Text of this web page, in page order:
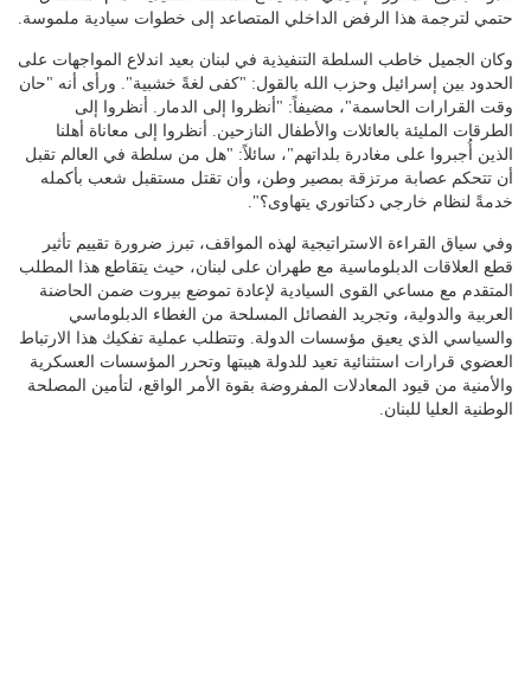
حتمي لترجمة هذا الرفض الداخلي المتصاعد إلى خطوات سيادية ملموسة.
وكان الجميل خاطب السلطة التنفيذية في لبنان بعيد اندلاع المواجهات على
الحدود بين إسرائيل وحزب الله بالقول: "كفى لغةً خشبية". ورأى أنه "حان
وقت القرارات الحاسمة"، مضيفاً: "أنظروا إلى الدمار. أنظروا إلى
الطرقات المليئة بالعائلات والأطفال النازحين. أنظروا إلى معاناة أهلنا
الذين أُجبروا على مغادرة بلداتهم"، سائلاً: "هل من سلطة في العالم تقبل
أن تتحكم عصابة مرتزقة بمصير وطن، وأن تقتل مستقبل شعب بأكمله
خدمةً لنظام خارجي دكتاتوري يتهاوى؟".
وفي سياق القراءة الاستراتيجية لهذه المواقف، تبرز ضرورة تقييم تأثير
قطع العلاقات الدبلوماسية مع طهران على لبنان، حيث يتقاطع هذا المطلب
المتقدم مع مساعي القوى السيادية لإعادة تموضع بيروت ضمن الحاضنة
العربية والدولية، وتجريد الفصائل المسلحة من الغطاء الدبلوماسي
والسياسي الذي يعيق مؤسسات الدولة. وتتطلب عملية تفكيك هذا الارتباط
العضوي قرارات استثنائية تعيد للدولة هيبتها وتحرر المؤسسات العسكرية
والأمنية من قيود المعادلات المفروضة بقوة الأمر الواقع، لتأمين المصلحة
الوطنية العليا للبنان.